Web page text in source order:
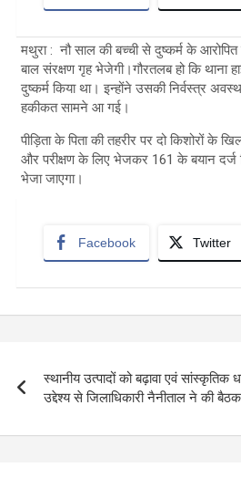
मथुरा : नौ साल की बच्ची से दुष्कर्म के
बाल संरक्षण गृह भेजेगी।गौरतलब हो कि
दुष्कर्म किया था। इन्होंने उसकी निर्वस्त्र
हकीकत सामने आ गई।
पीड़िता के पिता की तहरीर पर दो किशोरों के
और परीक्षण के लिए भेजकर 161 के बयान दर्ज
भेजा जाएगा।
Facebook Twitter
navigation
स्थानीय उत्पादों को बढ़ावा एवं
उद्देश्य से जिलाधिकारी नैनीताल ने की बैठक